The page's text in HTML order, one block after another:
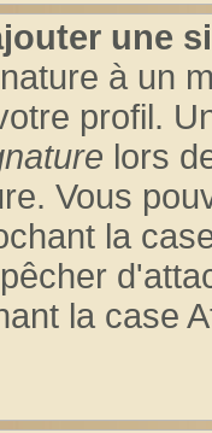
une
à un
profil.
lors
Vous
la
la case